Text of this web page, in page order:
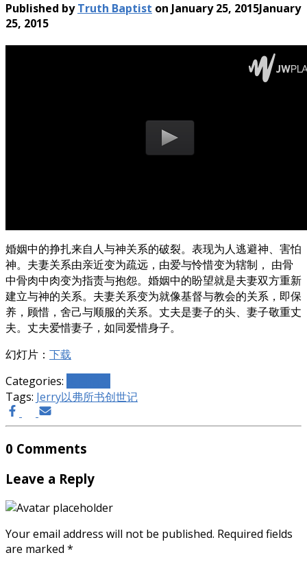
Published byTruth Baptist on January 25, 2015January
25, 2015
婚姻中的挣扎来自人与神关系的破裂。表现为人逃避神、害怕
神。夫妻关系由亲近变为疏远，由爱与怜惜变为辖制， 由骨
中骨肉中肉变为指责与抱怨。婚姻中的盼望就是夫妻双方重新
建立与神的关系。夫妻关系变为就像基督与教会的关系，即保
养，顾惜，舍己与顺服的关系。丈夫是妻子的头、妻子敬重丈
夫。丈夫爱惜妻子，如同爱惜身子。
幻灯片： 下载
Categories:
Tags: Jerry以弗所书创世记
0 Comments
Leave a Reply
Your email address will not be published. Required fields
are marked *